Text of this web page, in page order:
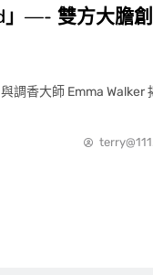
」—- 雙方大膽
調香大師 Emma